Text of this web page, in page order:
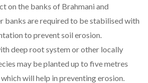
on the banks of Brahmani and
banks are required to be stabilised with
to prevent soil erosion.
deep root system or other locally
may be planted up to five metres
will help in preventing erosion.